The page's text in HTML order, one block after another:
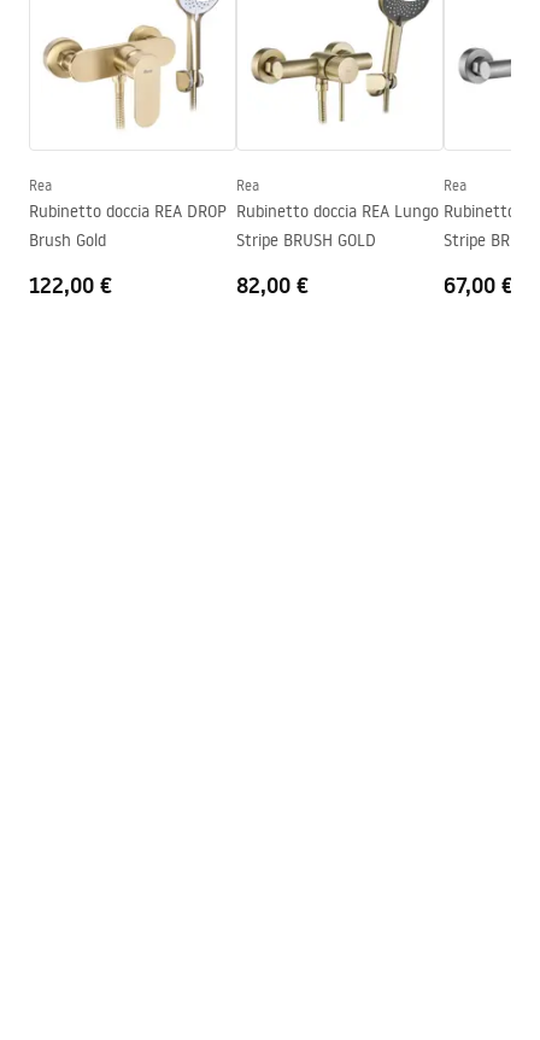
Tecnologia del rivestimento
PVD
Diametro di connessione
1/2 pollici
Garanzia
Pielęgnacja
Pielęgnacja.pdf
Condizioni di garanzia
Rea
Rubinetto doccia REA DROP
Brush Gold
122,00 €
Rea
Rubinetto doccia REA Lungo
Stripe BRUSH GOLD
82,00 €
Rea
Rubinetto
Stripe
67,00 €